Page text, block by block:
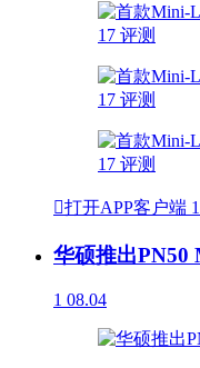
打开APP客户端
华硕推出PN50
1 08.04